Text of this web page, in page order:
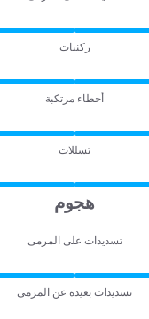
ركنيات
أخطاء مرتكبة
تسللات
هجوم
تسديدات على المرمى
تسديدات بعيدة عن المرمى